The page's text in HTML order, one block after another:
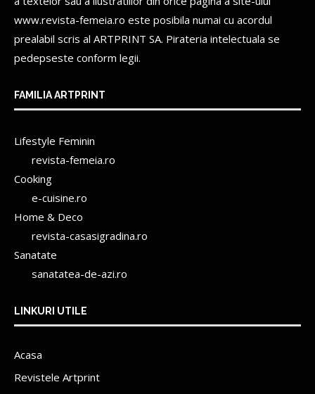
www.revista-femeia.ro este posibila numai cu acordul
prealabil scris al ARTPRINT SA. Pirateria intelectuala se
pedepseste conform legii.
FAMILIA ARTPRINT
Lifestyle Feminin
revista-femeia.ro
Cooking
e-cuisine.ro
Home & Deco
revista-casasigradina.ro
Sanatate
sanatatea-de-azi.ro
LINKURI UTILE
Acasa
Revistele Artprint